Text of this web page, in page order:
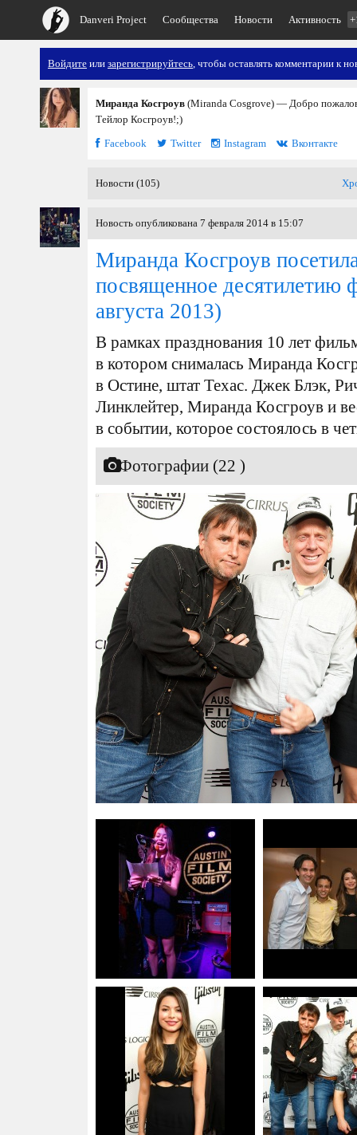
Danveri Project Сообщества Новости Активность
Войдите или зарегистрируйтесь, чтобы оставлять комментарии к
Миранда Косгроув (Miranda Cosgrove) — Добро
Тейлор Косгроув!;)
Facebook
Twitter Instagram Вконтакте
Новости (105)
Новость опубликована 7 февраля 2014 в 15:07
Миранда Косгроув
посвященное
августа 2013)
В рамках празднования 10 лет
в котором снималась Миранда
в Остине, штат Техас. Джек Блэк,
Линклейтер, Миранда Косгроув и
в событии, которое состоялось в
Фотографии (22 )